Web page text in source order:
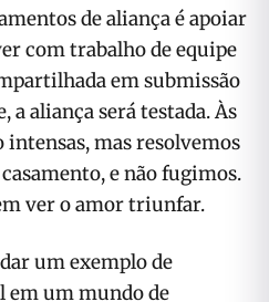
de aliança é apoiar
com trabalho de equipe
em submissão
a aliança será testada. Às
intensas, mas resolvemos
e não fugimos.
ver o amor triunfar.
um exemplo de
em um mundo de